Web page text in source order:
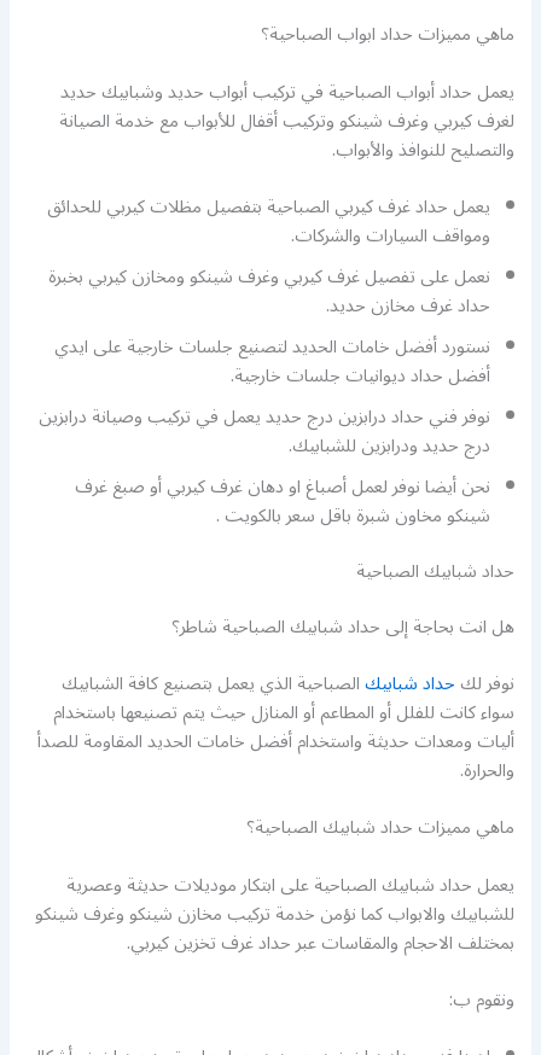
ماهي مميزات حداد ابواب الصباحية؟
يعمل حداد أبواب الصباحية في تركيب أبواب حديد وشبابيك حديد
لغرف كيربي وغرف شينكو وتركيب أقفال للأبواب مع خدمة الصيانة
والتصليح للنوافذ والأبواب.
يعمل حداد غرف كيربي الصباحية بتفصيل مظلات كيربي للحدائق
ومواقف السيارات والشركات.
نعمل على تفصيل غرف كيربي وغرف شينكو ومخازن كيربي بخبرة
حداد غرف مخازن حديد.
نستورد أفضل خامات الحديد لتصنيع جلسات خارجية على ايدي
أفضل حداد ديوانيات جلسات خارجية.
نوفر فني حداد درابزين درج حديد يعمل في تركيب وصيانة درابزين
درج حديد ودرابزين للشبابيك.
نحن أيضا نوفر لعمل أصباغ او دهان غرف كيربي أو صبغ غرف
شينكو مخاون شبرة باقل سعر بالكويت .
حداد شبابيك الصباحية
هل انت بحاجة إلى حداد شبابيك الصباحية شاطر؟
نوفر لكحداد شبابيكالصباحية الذي يعمل بتصنيع كافة الشبابيك
سواء كانت للفلل أو المطاعم أو المنازل حيث يتم تصنيعها باستخدام
أليات ومعدات حديثة واستخدام أفضل خامات الحديد المقاومة للصدأ
والحرارة.
ماهي مميزات حداد شبابيك الصباحية؟
يعمل حداد شبابيك الصباحية على ابتكار موديلات حديثة وعصرية
للشبابيك والابواب كما نؤمن خدمة تركيب مخازن شينكو وغرف شينكو
بمختلف الاحجام والمقاسات عبر حداد غرف تخزين كيربي.
ونقوم ب: